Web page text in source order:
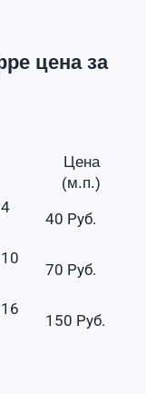
цена за
Цена
(м.п.)
40 Руб.
70 Руб.
150 Руб.